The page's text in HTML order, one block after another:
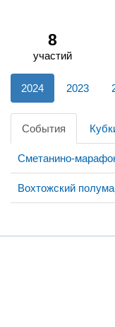
8
участий
2024 2023
События
Сметанино-
Вохтожский